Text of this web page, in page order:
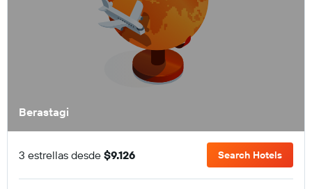
Berastagi
3 estrellas desde $9.126 Search Hotels